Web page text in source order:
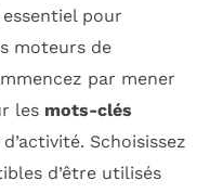
pour
moteurs de
par mener
les mots-clés
Schoisissez
d’être utilisés